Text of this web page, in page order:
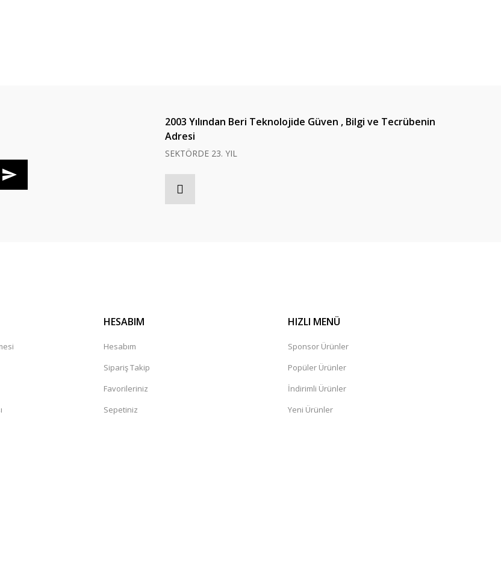
2003 Yılından Beri Teknolojide Güven , Bilgi ve Tecrübenin
Adresi
SEKTÖRDE 23. YIL
HESABIM
Hesabım
Sipariş Takip
Favorileriniz
Sepetiniz
HIZLI MENÜ
Sponsor Ürünler
Popüler Ürünler
İndirimli Ürünler
Yeni Ürünler